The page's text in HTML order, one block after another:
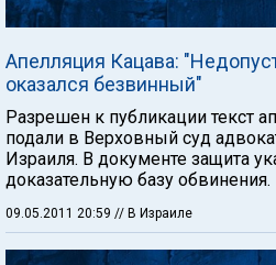
Апелляция Кацава:
оказался безвинный"
Разрешен к публикации текст
подали в Верховный суд
Израиля. В документе защита
доказательную базу обвинения.
09.05.2011 20:59 // В Израиле